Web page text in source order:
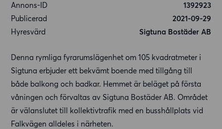
Annons-ID
1392923
Publicerad
2021-09-29
Hyresvärd
Sigtuna Bostäder AB
Denna rymliga fyrarumslägenhet om 105 kvadratmeter i
Sigtuna erbjuder ett bekvämt boende med tillgång till
både balkong och badkar. Hemmet är beläget på första
våningen och förvaltas av Sigtuna Bostäder AB. Området
är välanslutet till kollektivtrafik med en busshållplats vid
Falkvägen alldeles i närheten.